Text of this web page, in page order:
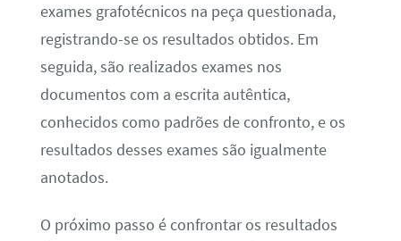
exames grafotécnicos na peça questionada,
registrando-se os resultados obtidos. Em
seguida, são realizados exames nos
documentos com a escrita autêntica,
conhecidos como padrões de confronto, e os
resultados desses exames são igualmente
anotados.
O próximo passo é confrontar os resultados